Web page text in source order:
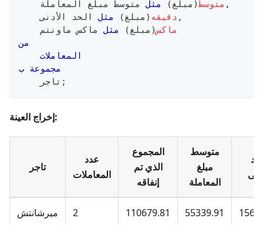
متوسط( مبلغ) مثل متوسط مبلغ المعاملة
,
دقيقه ( مبلغ) مثل الحد الأدنى
,
ماكس( مبلغ) مثل ماكس ماونتم
من
المعاملات
مجموعة ب
    تاجر
;
إخراج العينة:
تاجر
عدد
المعاملات
المجموع
الذي تم
إنفاقه
متوسط
مبلغ
المعاملة
ميرشانتش 2 110679.81 55339.91